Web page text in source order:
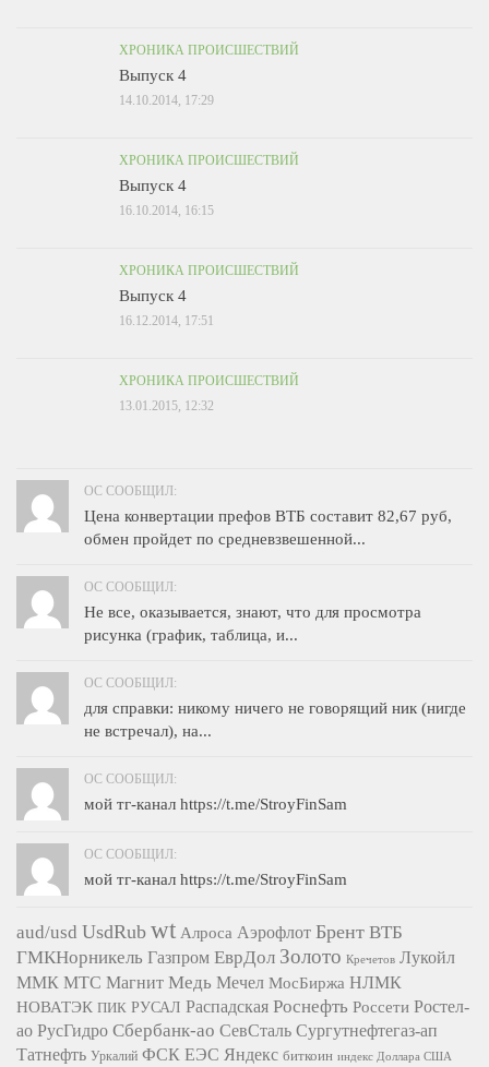
ХРОНИКА ПРОИСШЕСТВИЙ
Выпуск 4
14.10.2014, 17:29
ХРОНИКА ПРОИСШЕСТВИЙ
Выпуск 4
16.10.2014, 16:15
ХРОНИКА ПРОИСШЕСТВИЙ
Выпуск 4
16.12.2014, 17:51
ХРОНИКА ПРОИСШЕСТВИЙ
13.01.2015, 12:32
OC СООБЩИЛ:
Цена конвертации префов ВТБ составит 82,67 руб,
обмен пройдет по средневзвешенной...
OC СООБЩИЛ:
Не все, оказывается, знают, что для просмотра
рисунка (график, таблица, и...
OC СООБЩИЛ:
для справки: никому ничего не говорящий ник (нигде
не встречал), на...
OC СООБЩИЛ:
мой тг-канал https://t.me/StroyFinSam
OC СООБЩИЛ:
мой тг-канал https://t.me/StroyFinSam
aud/usd UsdRub wt Алроса Аэрофлот Брент ВТБ
ГМКНорникель Газпром ЕврДол Золото Кречетов Лукойл
ММК МТС Магнит Медь Мечел МосБиржа НЛМК
НОВАТЭК ПИК РУСАЛ Распадская Роснефть Россети Ростел-
ао РусГидро Сбербанк-ао СевСталь Сургутнефтегаз-ап
Татнефть Уркалий ФСК ЕЭС Яндекс биткоин индекс Доллара США